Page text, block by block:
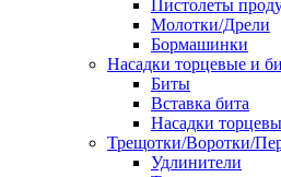
Пистолеты
Молотки/Дрели
Бормашинки
Насадки торцевые и
Биты
Вставка бита
Насадки
Трещотки/Воротки/
Удлинители